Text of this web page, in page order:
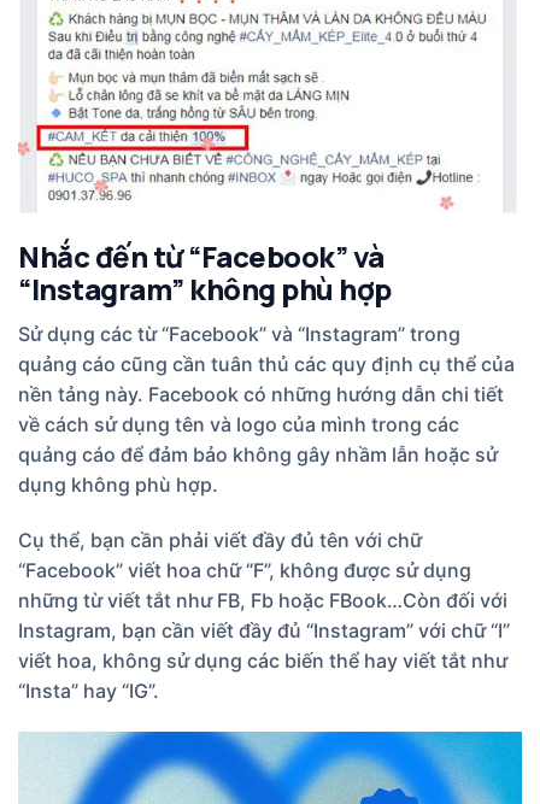
Nhắc đến từ “Facebook” và
“Instagram” không phù hợp
Sử dụng các từ “Facebook” và “Instagram” trong
quảng cáo cũng cần tuân thủ các quy định cụ thể của
nền tảng này. Facebook có những hướng dẫn chi tiết
về cách sử dụng tên và logo của mình trong các
quảng cáo để đảm bảo không gây nhầm lẫn hoặc sử
dụng không phù hợp.
Cụ thể, bạn cần phải viết đầy đủ tên với chữ
“Facebook” viết hoa chữ “F”, không được sử dụng
những từ viết tắt như FB, Fb hoặc FBook…Còn đối với
Instagram, bạn cần viết đầy đủ “Instagram” với chữ “I”
viết hoa, không sử dụng các biến thể hay viết tắt như
“Insta” hay “IG”.